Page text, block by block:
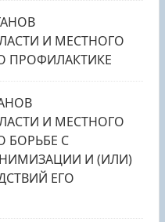
И МЕСТНОГО
ПРОФИЛАКТИКЕ
И МЕСТНОГО
БОРЬБЕ С
И (ИЛИ)
ЕГО